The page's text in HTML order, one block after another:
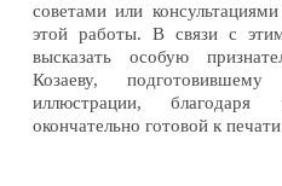
советами или
этой работы. В связи с
высказать особую
Козаеву,
иллюстрации,
окончательно готовой к